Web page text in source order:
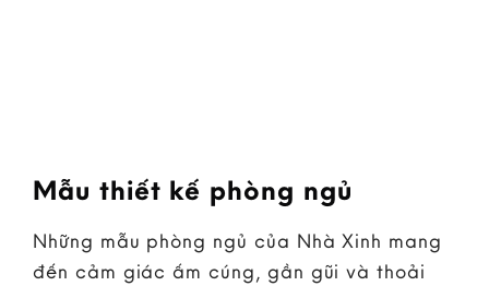
Mẫu thiết kế phòng ngủ
Những mẫu phòng ngủ của Nhà Xinh mang
đến cảm giác ấm cúng, gần gũi và thoải